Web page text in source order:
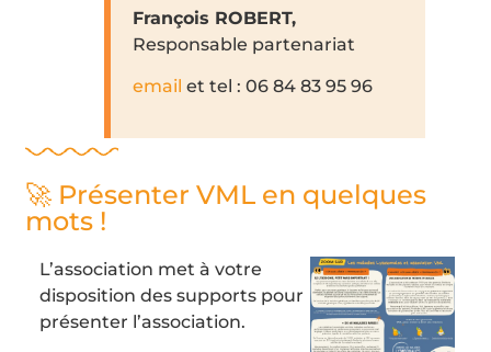
François ROBERT,
Responsable partenariat
email et tel : 06 84 83 95 96
🚀 Présenter VML en quelques
mots !
L’association met à votre
disposition des supports pour
présenter l’association.